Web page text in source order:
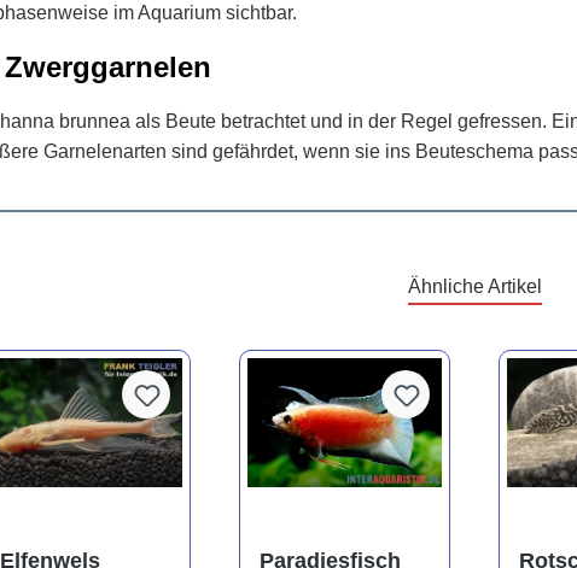
im Aquarium sichtbar.
brunnea als Beute betrachtet und in der Regel gefressen.
Garnelenarten sind gefährdet, wenn sie ins Beuteschema
Ähnliche Artikel
Elfenwels Paradiesfisch